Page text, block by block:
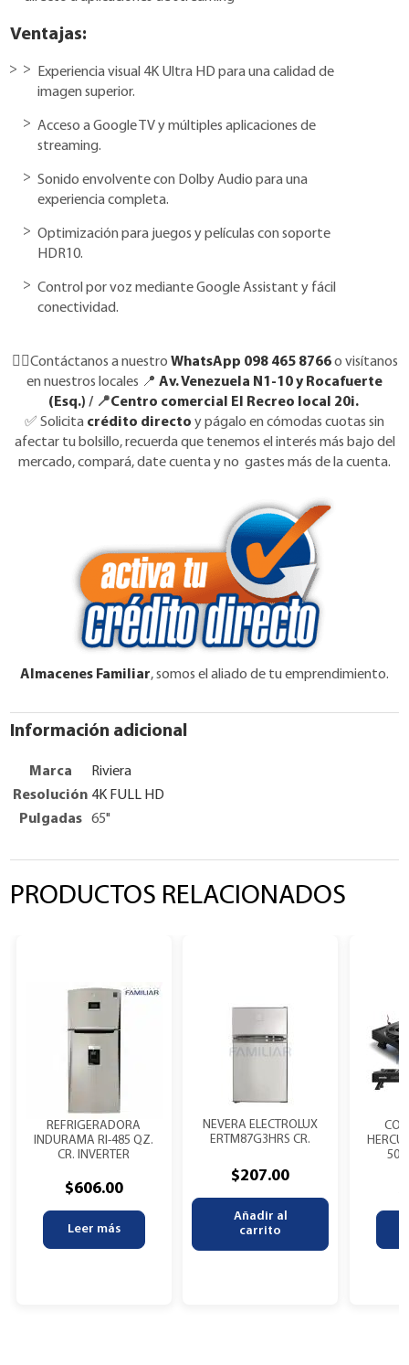
Ventajas:
Experiencia visual 4K Ultra HD para una calidad de
imagen superior.
Acceso a Google TV y múltiples aplicaciones de
streaming.
Sonido envolvente con Dolby Audio para una
experiencia completa.
Optimización para juegos y películas con soporte
HDR10.
Control por voz mediante Google Assistant y fácil
conectividad.
👉🏼Contáctanos a nuestro WhatsApp 098 465 8766o visítanos
en nuestros locales 📍 Av. Venezuela N1-10 y Rocafuerte
(Esq.) / 📍Centro comercial El Recreo local 20i.
✅ Solicita crédito directo y págalo en cómodas cuotas sin
afectar tu bolsillo, recuerda que tenemos el interés más bajo del
mercado, compará, date cuenta y no gastes más de la cuenta.
Almacenes Familiar, somos el aliado de tu emprendimiento.
Información adicional
Marca
Riviera
Resolución 4K FULL HD
Pulgadas
65"
PRODUCTOS RELACIONADOS
REFRIGERADORA
INDURAMA RI-485 QZ.
CR. INVERTER
$606.00
Leer más
NEVERA ELECTROLUX
ERTM87G3HRS CR.
$207.00
Añadir al
carrito
500